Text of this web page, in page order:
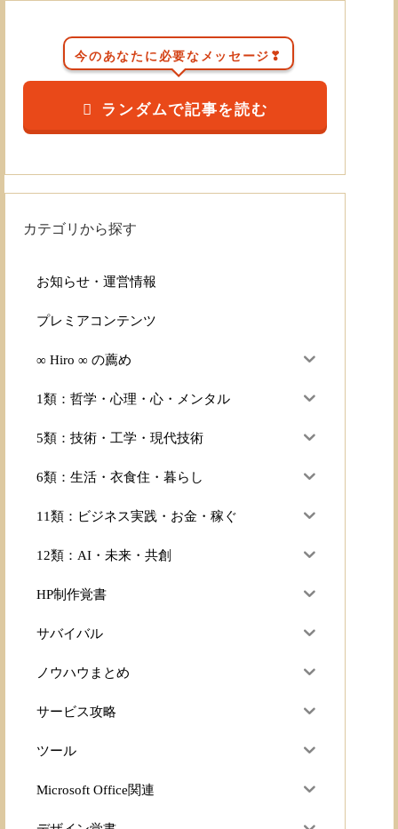
今のあなたに必要なメッセージ❣
ランダムで記事を読む
カテゴリから探す
お知らせ・運営情報
プレミアコンテンツ
∞ Hiro ∞ の薦め
1類：哲学・心理・心・メンタル
5類：技術・工学・現代技術
6類：生活・衣食住・暮らし
11類：ビジネス実践・お金・稼ぐ
12類：AI・未来・共創
HP制作覚書
サバイバル
ノウハウまとめ
サービス攻略
ツール
Microsoft Office関連